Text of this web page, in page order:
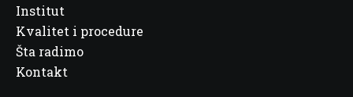
Institut
Kvalitet i procedure
Šta radimo
Kontakt